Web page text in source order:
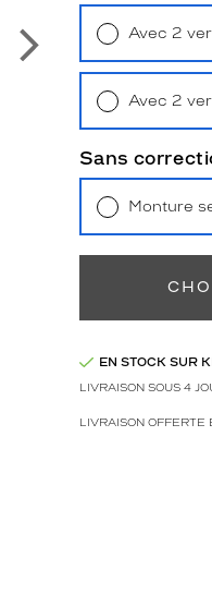
SuivantAvec 2
Avec 2
Sans
Monture
EN STOCK SUR
LIVRAISON SOUS 4
LIVRAISON OFFERTE